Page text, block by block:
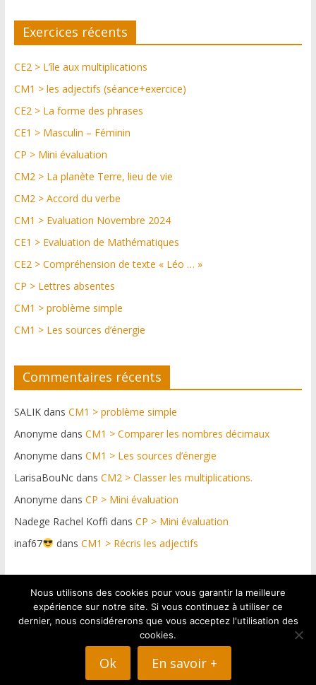
Exercices récents
CE2 > L’île aux multiplications
CM1 > les adjectifs (séance+exercice)
CE2 > La forme des phrases
CE1 > Masculin – Féminin
CP > Mini évaluation
CM2 > La planète Terre, lieu de vie
CM2 > Accord du verbe
CM1 > Evaluation Novembre 2024
CE1 > Evaluation de Mathématiques
CE2 > Compréhension de texte « Léo … »
CP > Lettres absentes
CM1 > problème simple
CM1 > Les sources d’énergie
Commentaires récents
SALIKdans CM1 > problème simple
Anonyme dans CM1 > Comparer les nombres décimaux
Anonyme dans CM1 > Les sources d’énergie
LarisaBouNcdans CM2 > Classer les multiplications.
Anonyme dans CP > Mini évaluation
Nadege Rachel Koffi dans CP > Mini évaluation
inaf67
dans CM1 > Récris les adjectifs
Plateforme web conçue par https://netdif.fr & graphismes
: Pascal Graul
Nous utilisons des cookies pour vous garantir la meilleure
expérience sur notre site. Si vous continuez à utiliser ce
dernier, nous considérerons que vous acceptez l'utilisation des
cookies.
Ok En savoir +